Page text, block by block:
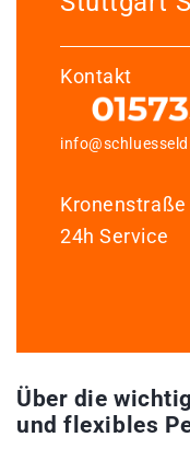
Kontakt
24h Service
Über die
und flexibles